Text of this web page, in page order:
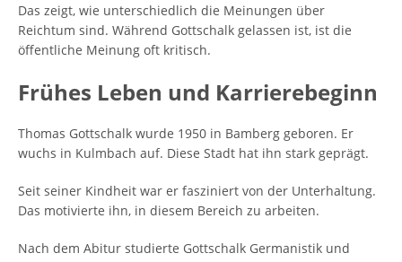
Das zeigt, wie unterschiedlich die Meinungen über
Reichtum sind. Während Gottschalk gelassen ist, ist die
öffentliche Meinung oft kritisch.
Frühes Leben und Karrierebeginn
Thomas Gottschalk wurde 1950 in Bamberg geboren. Er
wuchs in Kulmbach auf. Diese Stadt hat ihn stark geprägt.
Seit seiner Kindheit war er fasziniert von der Unterhaltung.
Das motivierte ihn, in diesem Bereich zu arbeiten.
Nach dem Abitur studierte Gottschalk Germanistik und